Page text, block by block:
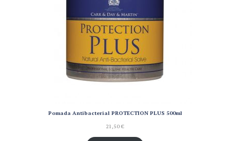
Pomada Antibacterial PROTECTION PLUS 500ml
21,50€